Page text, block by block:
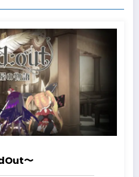
〜